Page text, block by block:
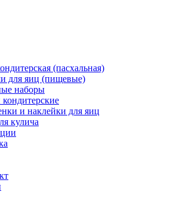
(пасхальная)
для яиц (пищевые)
наборы
и наклейки для яиц
кулича